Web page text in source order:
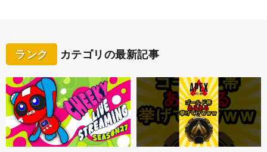
ランク カテゴリの最新記事